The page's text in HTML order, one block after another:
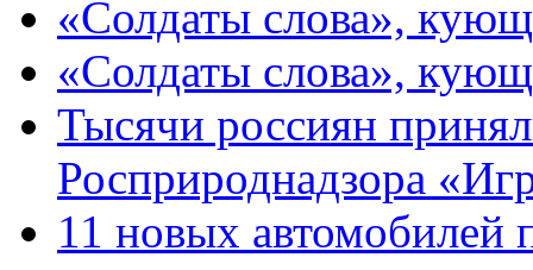
«Солдаты слова»,
«Солдаты слова»,
Тысячи россиян
Росприроднадзора
11 новых автомобилей